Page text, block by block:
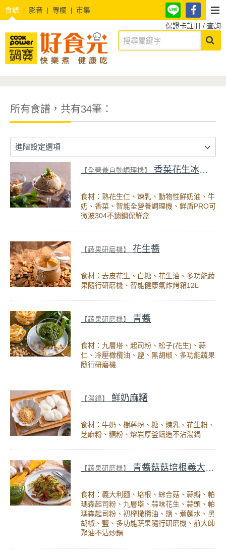
食譜 影音 專欄
市集
保證卡註冊 / 查詢
所有食譜，共有34筆：
進階設定選項
【全營養自動調理機】 香菜花生冰淇淋
食材：熟花生仁、煉乳、動物性鮮奶油、牛
奶、香菜、智能全營養調理機、鮮盾PRO可
微波304不鏽鋼保鮮盒
【蔬果研磨機】 花生醬
食材：去皮花生、白糖、花生油、多功能蔬
果隨行研磨機、智能健康氣炸烤箱12L
【蔬果研磨機】 青醬
食材：九層塔、起司粉、松子(花生)、蒜
仁、冷壓橄欖油、鹽、黑胡椒、多功能蔬果
隨行研磨機
【湯鍋】 鮮奶麻糬
食材：牛奶、樹薯粉、糖、煉乳、花生粉、
芝麻粉、糖粉、熔岩厚釜鑄造不沾湯鍋
【蔬果研磨機】 青醬菇菇培根義大利麵
食材：義大利麵、培根、綜合菇、蒜瓣、帕
瑪森起司粉、九層塔、蒜味花生、蒜頭、帕
瑪森起司粉、初榨橄欖油、鹽、煮麵水、黑
胡椒、鹽、多功能蔬果隨行研磨機、煎大師
聚油不沾炒鍋